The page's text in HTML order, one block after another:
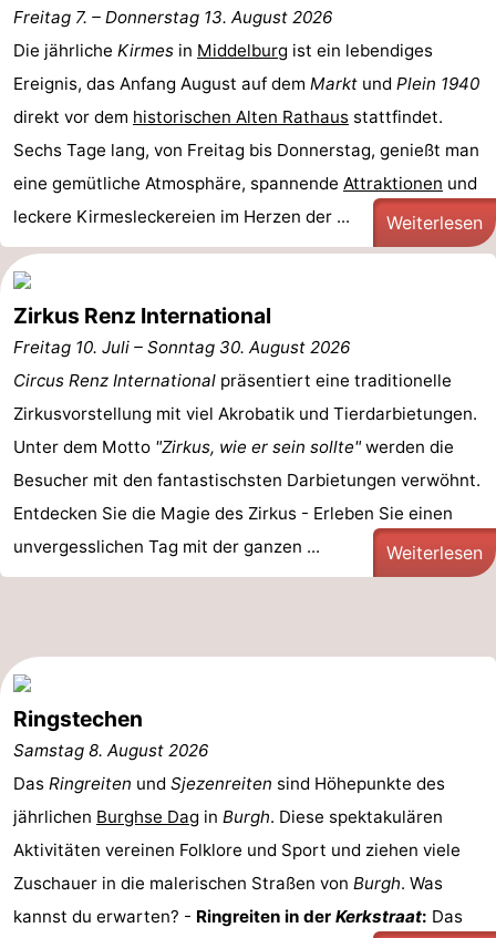
van
Valleien
Wijde
-
Kust
’t
van
Haamstede
Hotels
(mit
Frühstück)
Lastminutes
Strand
Sehen
&
tun
Museen
-
Mühlen
-
Spielplätze
-
Spielplätze
Bowling
-
Freitag 7. – Donnerstag 13. August 2026
Die jährliche Kirmes in Middelburg ist ein lebendiges
Ereignis, das Anfang August auf dem Markt und Plein 1940
direkt vor dem historischen Alten Rathaus stattfindet.
Sechs Tage lang, von Freitag bis Donnerstag, genießt man
eine gemütliche Atmosphäre, spannende Attraktionen und
leckere Kirmesleckereien im Herzen der ...
Weiterlesen
Zirkus Renz International
Freitag 10. Juli – Sonntag 30. August 2026
Circus Renz International präsentiert eine traditionelle
Zirkusvorstellung mit viel Akrobatik und Tierdarbietungen.
Unter dem Motto "Zirkus, wie er sein sollte" werden die
Besucher mit den fantastischsten Darbietungen verwöhnt.
Entdecken Sie die Magie des Zirkus - Erleben Sie einen
unvergesslichen Tag mit der ganzen ...
Weiterlesen
Ringstechen
Samstag 8. August 2026
Das Ringreiten und Sjezenreiten sind Höhepunkte des
jährlichen Burghse Dag in Burgh. Diese spektakulären
Aktivitäten vereinen Folklore und Sport und ziehen viele
Zuschauer in die malerischen Straßen von Burgh. Was
kannst du erwarten? - Ringreiten in der Kerkstraat: Das